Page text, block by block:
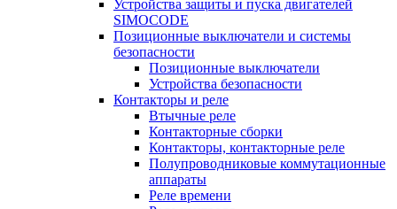
Устройства защиты и пуска двигателей
SIMOCODE
Позиционные выключатели и системы
безопасности
Позиционные выключатели
Устройства безопасности
Контакторы и реле
Втычные реле
Контакторные сборки
Контакторы, контакторные реле
Полупроводниковые коммутационные
аппараты
Реле времени